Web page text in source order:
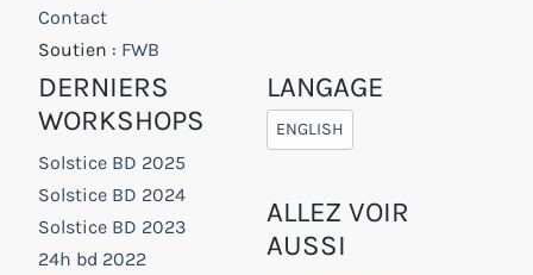
Contact
Soutien : FWB
DERNIERS
WORKSHOPS
Solstice BD 2025
Solstice BD 2024
Solstice BD 2023
24h bd 2022
LANGAGE
ENGLISH
ALLEZ VOIR
AUSSI